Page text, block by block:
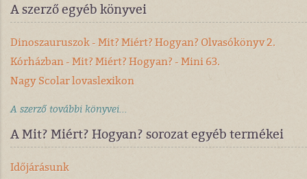
A szerző egyéb könyvei
Dinoszauruszok - Mit? Miért? Hogyan? Olvasókönyv 2.
Kórházban - Mit? Miért? Hogyan? - Mini 63.
Nagy Scolar lovaslexikon
A szerző további könyvei...
A Mit? Miért? Hogyan? sorozat egyéb termékei
Időjárásunk